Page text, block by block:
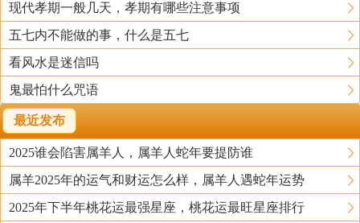
现代孝期一般几天，孝期有哪些注意事项
五七内不能做的事，什么是五七
看风水是迷信吗
鬼最怕什么咒语
最近发布
2025谁会陷害属羊人，属羊人蛇年要提防谁
属羊2025年的运气和财运怎么样，属羊人遇蛇年运势
2025年下半年桃花运最强星座，桃花运最旺星座排行